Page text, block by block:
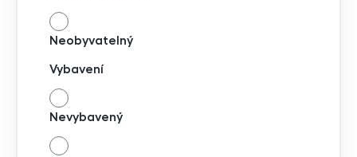
Neobyvatelný
Vybavení
Nevybavený